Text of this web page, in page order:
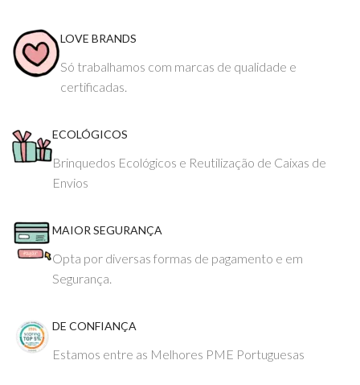
LOVE BRANDS
Só trabalhamos com marcas de qualidade e
certificadas.
ECOLÓGICOS
Brinquedos Ecológicos e Reutilização de Caixas de
Envios
MAIOR SEGURANÇA
Opta por diversas formas de pagamento e em
Segurança.
DE CONFIANÇA
Estamos entre as Melhores PME Portuguesas